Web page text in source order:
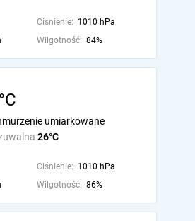
Ciśnienie: 1010 hPa
Wilgotność: 84%
26°C
umiarkowane
Ciśnienie: 1010 hPa
Wilgotność: 86%